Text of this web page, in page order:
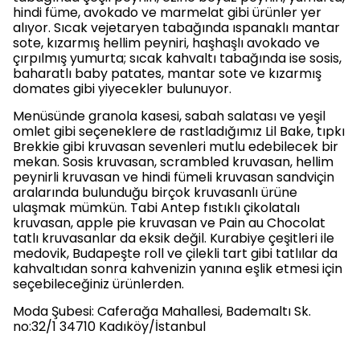
hindi füme, avokado ve marmelat gibi ürünler yer
alıyor. Sıcak vejetaryen tabağında ıspanaklı mantar
sote, kızarmış hellim peyniri, haşhaşlı avokado ve
çırpılmış yumurta; sıcak kahvaltı tabağında ise sosis,
baharatlı baby patates, mantar sote ve kızarmış
domates gibi yiyecekler bulunuyor.
Menüsünde granola kasesi, sabah salatası ve yeşil
omlet gibi seçeneklere de rastladığımız Lil Bake, tıpkı
Brekkie gibi kruvasan sevenleri mutlu edebilecek bir
mekan. Sosis kruvasan, scrambled kruvasan, hellim
peynirli kruvasan ve hindi fümeli kruvasan sandviçin
aralarında bulunduğu birçok kruvasanlı ürüne
ulaşmak mümkün. Tabi Antep fıstıklı çikolatalı
kruvasan, apple pie kruvasan ve Pain au Chocolat
tatlı kruvasanlar da eksik değil. Kurabiye çeşitleri ile
medovik, Budapeşte roll ve çilekli tart gibi tatlılar da
kahvaltıdan sonra kahvenizin yanına eşlik etmesi için
seçebileceğiniz ürünlerden.
Moda Şubesi: Caferağa Mahallesi, Bademaltı Sk.
no:32/1 34710 Kadıköy/İstanbul